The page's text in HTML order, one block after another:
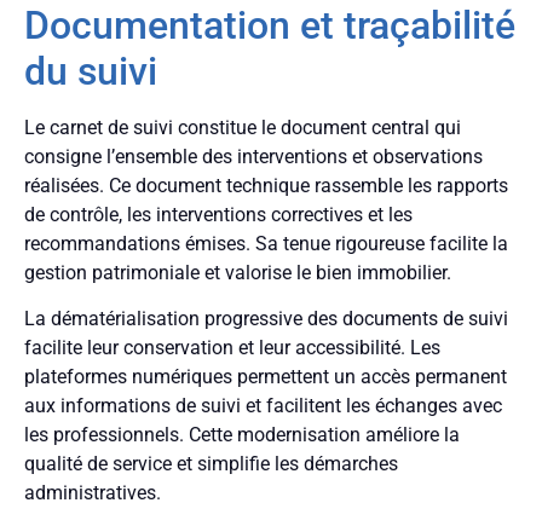
Documentation et traçabilité
du suivi
Le carnet de suivi constitue le document central qui
consigne l’ensemble des interventions et observations
réalisées. Ce document technique rassemble les rapports
de contrôle, les interventions correctives et les
recommandations émises. Sa tenue rigoureuse facilite la
gestion patrimoniale et valorise le bien immobilier.
La dématérialisation progressive des documents de suivi
facilite leur conservation et leur accessibilité. Les
plateformes numériques permettent un accès permanent
aux informations de suivi et facilitent les échanges avec
les professionnels. Cette modernisation améliore la
qualité de service et simplifie les démarches
administratives.